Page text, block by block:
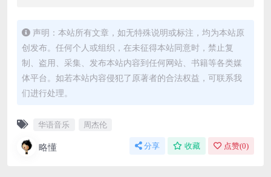
声明：本站所有文章，如无特殊说明或标注，均为本站原
创发布。任何个人或组织，在未征得本站同意时，禁止复
制、盗用、采集、发布本站内容到任何网站、书籍等各类媒
体平台。如若本站内容侵犯了原著者的合法权益，可联系我
们进行处理。
华语音乐 周杰伦
略懂 分享 收藏 点赞(0)